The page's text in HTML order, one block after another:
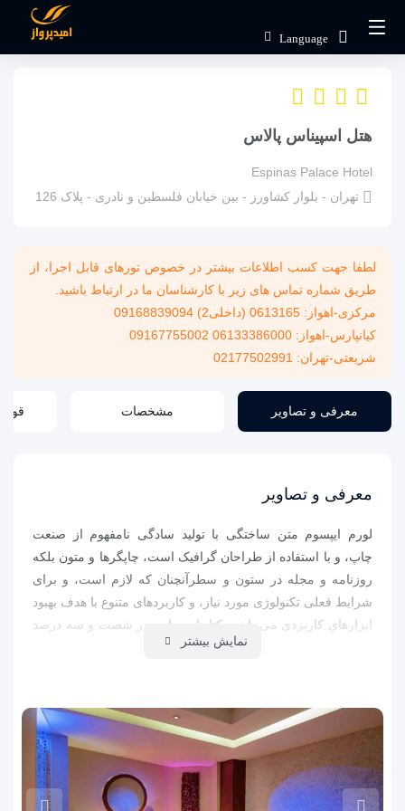
Language
صفحه اصلی
هتل اسپیناس پالاس
هتل اسپیناس پالاس
Espinas Palace Hotel
تهران - بلوار کشاورز - بین خیابان فلسطین و نادری - پلاک 126
لطفا جهت کسب اطلاعات بیشتر در خصوص تورهای قابل اجرا، از
طریق شماره تماس های زیر با کارشناسان ما در ارتباط باشید.
مرکزی-اهواز: 0613165 (داخلی2) 09168839094
کیانپارس-اهواز: 06133386000 09167755002
شریعتی-تهران: 02177502991
معرفی و تصاویر مشخصات
معرفی و تصاویر
لورم ایپسوم متن ساختگی با تولید سادگی نامفهوم از صنعت
چاپ، و با استفاده از طراحان گرافیک است، چاپگرها و متون بلکه
روزنامه و مجله در ستون و سطرآنچنان که لازم است، و برای
شرایط فعلی تکنولوژی مورد نیاز، و کاربردهای متنوع با هدف بهبود
ابزارهای کاربردی می باشد، کتابهای زیادی در شصت و سه درصد
گذشته حال و آینده، شناخت فراوان جامعه و متخصصان را می
ایجاد کرد، در این صورت می توان امید داشت که تمام و دشواری
موجود در ارائه راهکارها، و شرایط سخت تایپ به پایان رسد و
زمان مورد نیاز شامل حروفچینی دستاوردهای اصلی، و جوابگوی
سوالات پیوسته اهل دنیای موجود طراحی اساسا مورد استفاده
قرار گیرد.
نمایش بیشتر